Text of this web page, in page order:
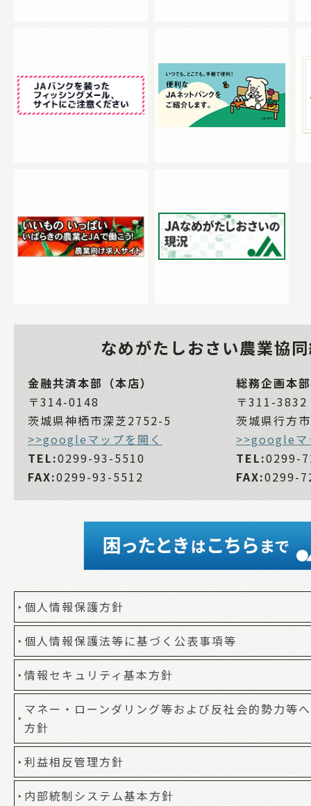
なめがたしおさい農業協
金融共済本部（本店）
〒314-0148
茨城県神栖市深芝2752-5
>>googleマップを開く
TEL:0299-93-5510
FAX:0299-93-5512
総務企画本
〒311-3832
茨城県行方
>>googleマ
TEL:0299-
FAX:0299-
個人情報保護方針
個人情報保護法等に基づく公表事項等
情報セキュリティ基本方針
マネー・ローンダリング等および反社会的勢力等
方針
利益相反管理方針
内部統制システム基本方針